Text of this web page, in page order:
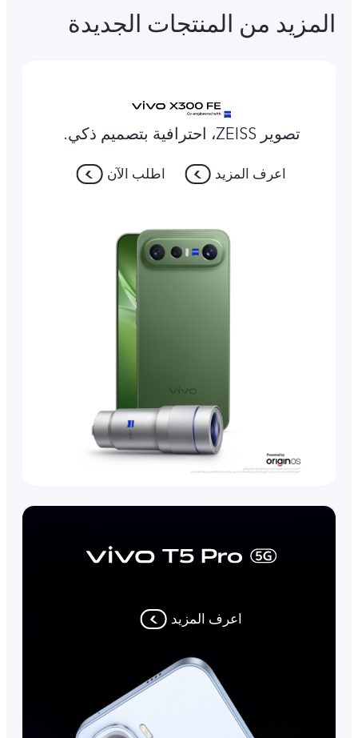
المزيد من المنتجات الجديدة
تصوير ZEISS، احترافية بتصميم ذكي.
اعرف المزيد اطلب الآن
اعرف المزيد